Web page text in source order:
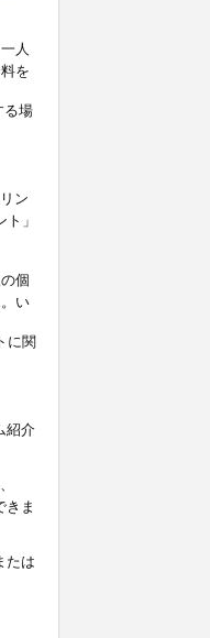
人
を
る場
ン
」
個
い
に関
紹介
きま
たは